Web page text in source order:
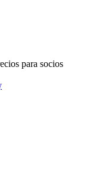
para socios